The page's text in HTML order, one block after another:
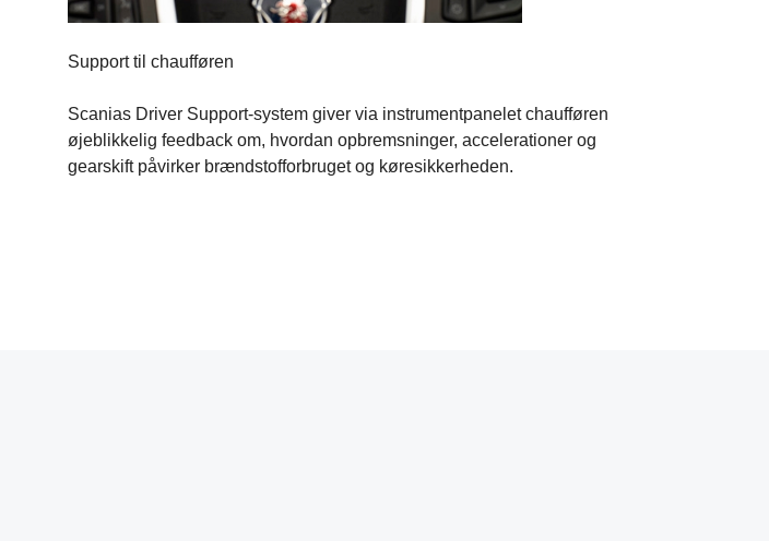
Support til chaufføren
Scanias Driver Support-system giver via instrumentpanelet chaufføren
øjeblikkelig feedback om, hvordan opbremsninger, accelerationer og
gearskift påvirker brændstofforbruget og køresikkerheden.